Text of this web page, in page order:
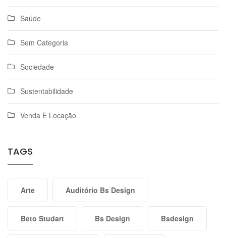
Saúde
Sem Categoria
Sociedade
Sustentabilidade
Venda E Locação
TAGS
Arte Auditório Bs Design
Beto Studart Bs Design Bsdesign